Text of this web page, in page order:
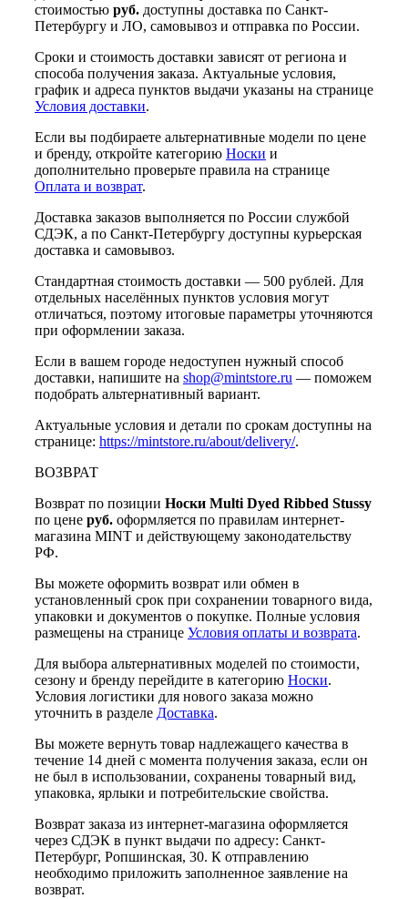
стоимостью руб. доступны доставка по Санкт-
Петербургу и ЛО, самовывоз и отправка по России.
Сроки и стоимость доставки зависят от региона и
способа получения заказа. Актуальные условия,
график и адреса пунктов выдачи указаны на странице
Условия доставки.
Если вы подбираете альтернативные модели по цене
и бренду, откройте категорию Носки и
дополнительно проверьте правила на странице
Оплата и возврат.
Доставка заказов выполняется по России службой
СДЭК, а по Санкт-Петербургу доступны курьерская
доставка и самовывоз.
Стандартная стоимость доставки — 500 рублей. Для
отдельных населённых пунктов условия могут
отличаться, поэтому итоговые параметры уточняются
при оформлении заказа.
Если в вашем городе недоступен нужный способ
доставки, напишите на shop@mintstore.ru — поможем
подобрать альтернативный вариант.
Актуальные условия и детали по срокам доступны на
странице: https://mintstore.ru/about/delivery/.
ВОЗВРАТ
Возврат по позиции Носки Multi Dyed Ribbed Stussy
по цене руб. оформляется по правилам интернет-
магазина MINT и действующему законодательству
РФ.
Вы можете оформить возврат или обмен в
установленный срок при сохранении товарного вида,
упаковки и документов о покупке. Полные условия
размещены на странице Условия оплаты и возврата.
Для выбора альтернативных моделей по стоимости,
сезону и бренду перейдите в категорию Носки.
Условия логистики для нового заказа можно
уточнить в разделе Доставка.
Вы можете вернуть товар надлежащего качества в
течение 14 дней с момента получения заказа, если он
не был в использовании, сохранены товарный вид,
упаковка, ярлыки и потребительские свойства.
Возврат заказа из интернет-магазина оформляется
через СДЭК в пункт выдачи по адресу: Санкт-
Петербург, Ропшинская, 30. К отправлению
необходимо приложить заполненное заявление на
возврат.